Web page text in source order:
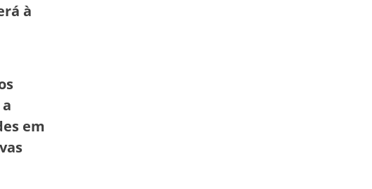
à
em